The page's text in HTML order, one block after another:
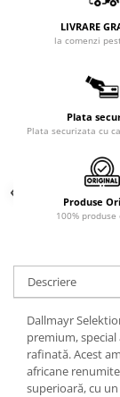
LIVRARE
la comenzi
Plata
Plata securizata cu
Produse
100%
Descriere
Dallmayr
premium,
rafinată. Acest
africane
superioară, cu